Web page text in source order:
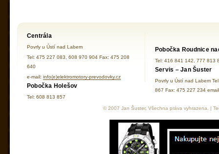
Centrála
Povrly u Ústí nad Labem
Tel: 475 227 083, 608 970 904 Fax: 475 208
640
e-mail: info(e)elektromotory-prevodovky.cz
Pobočka Holešov
Tel: 608 813 857
Pobočka Roudnice
Tel: 416 841 142, 777 813
Servis – Jan Šuster
Povrly u Ústí nad Labem
867 Fax: 475 227 234
© 2007 Jan Šuster, Všechna práva vyhrazena. |